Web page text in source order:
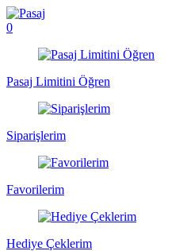
0
Pasaj Limitini Öğren
Siparişlerim
Favorilerim
Hediye Çeklerim